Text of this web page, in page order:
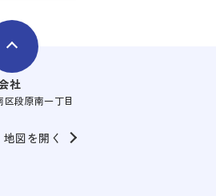
社
区段原南一丁目
地図を開く